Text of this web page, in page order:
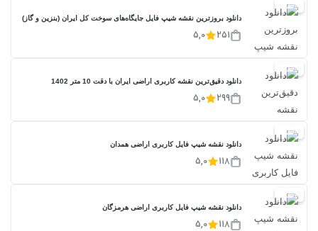
20%
دانلود بروزترین نقشه شیپ فایل جایگاه‌های سوخت کل ایران (بنزین و گاز)
251
5,0
20%
دانلود دقیق‌ترین نقشه کاربری اراضی ایران با دقت 10 متر 1402
299
5,0
20%
دانلود نقشه شیپ فایل کاربری اراضی همدان
118
5,0
20%
دانلود نقشه شیپ فایل کاربری اراضی هرمزگان
118
5,0